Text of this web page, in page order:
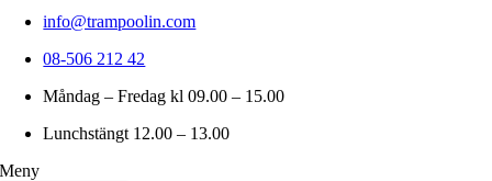
info@trampoolin.com
08-506 212 42
Måndag – Fredag kl 09.00 – 15.00
Lunchstängt 12.00 – 13.00
Meny